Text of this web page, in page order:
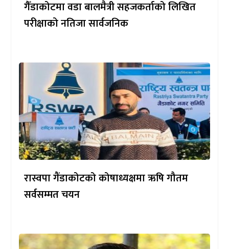
गैँडाकोटमा वडा बालमैत्री सहजकर्ताको लिखित
परीक्षाको नतिजा सार्वजनिक
रास्वपा गैंडाकोटको कोषाध्यक्षमा ऋषि गौतम
सर्वसम्मत चयन